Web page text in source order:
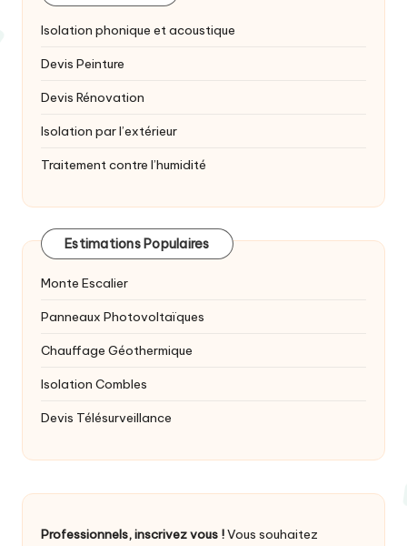
Isolation phonique et acoustique
Devis Peinture
Devis Rénovation
Isolation par l’extérieur
Traitement contre l’humidité
Estimations Populaires
Monte Escalier
Panneaux Photovoltaïques
Chauffage Géothermique
Isolation Combles
Devis Télésurveillance
Professionnels, inscrivez vous !Vous souhaitez